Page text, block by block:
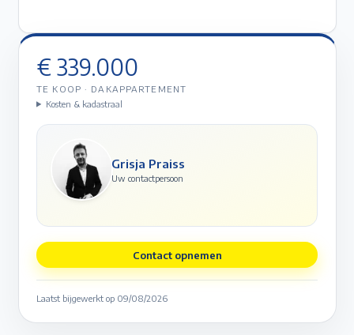
€ 339.000
TE KOOP · DAKAPPARTEMENT
Kosten & kadastraal
Grisja Praiss
Uw contactpersoon
Contact opnemen
Laatst bijgewerkt op 09/08/2026